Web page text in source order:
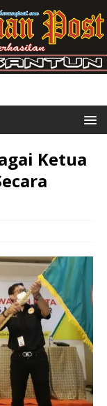
Ketua